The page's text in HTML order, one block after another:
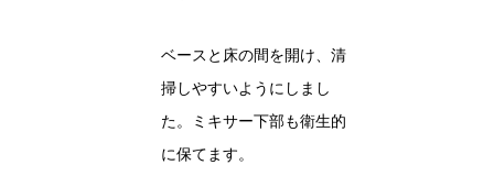
ベースと床の間を開け、清
掃しやすいようにしまし
た。ミキサー下部も衛生的
に保てます。